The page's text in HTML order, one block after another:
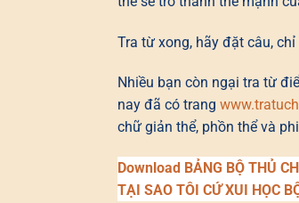
Tra từ xong, hãy đặt câu,
Nhiều bạn còn ngại tra từ
nay đã có trang
chữ giản thể, phồn thể và
Download BẢNG BỘ THỦ
TẠI SAO TÔI CỨ XUI HỌC